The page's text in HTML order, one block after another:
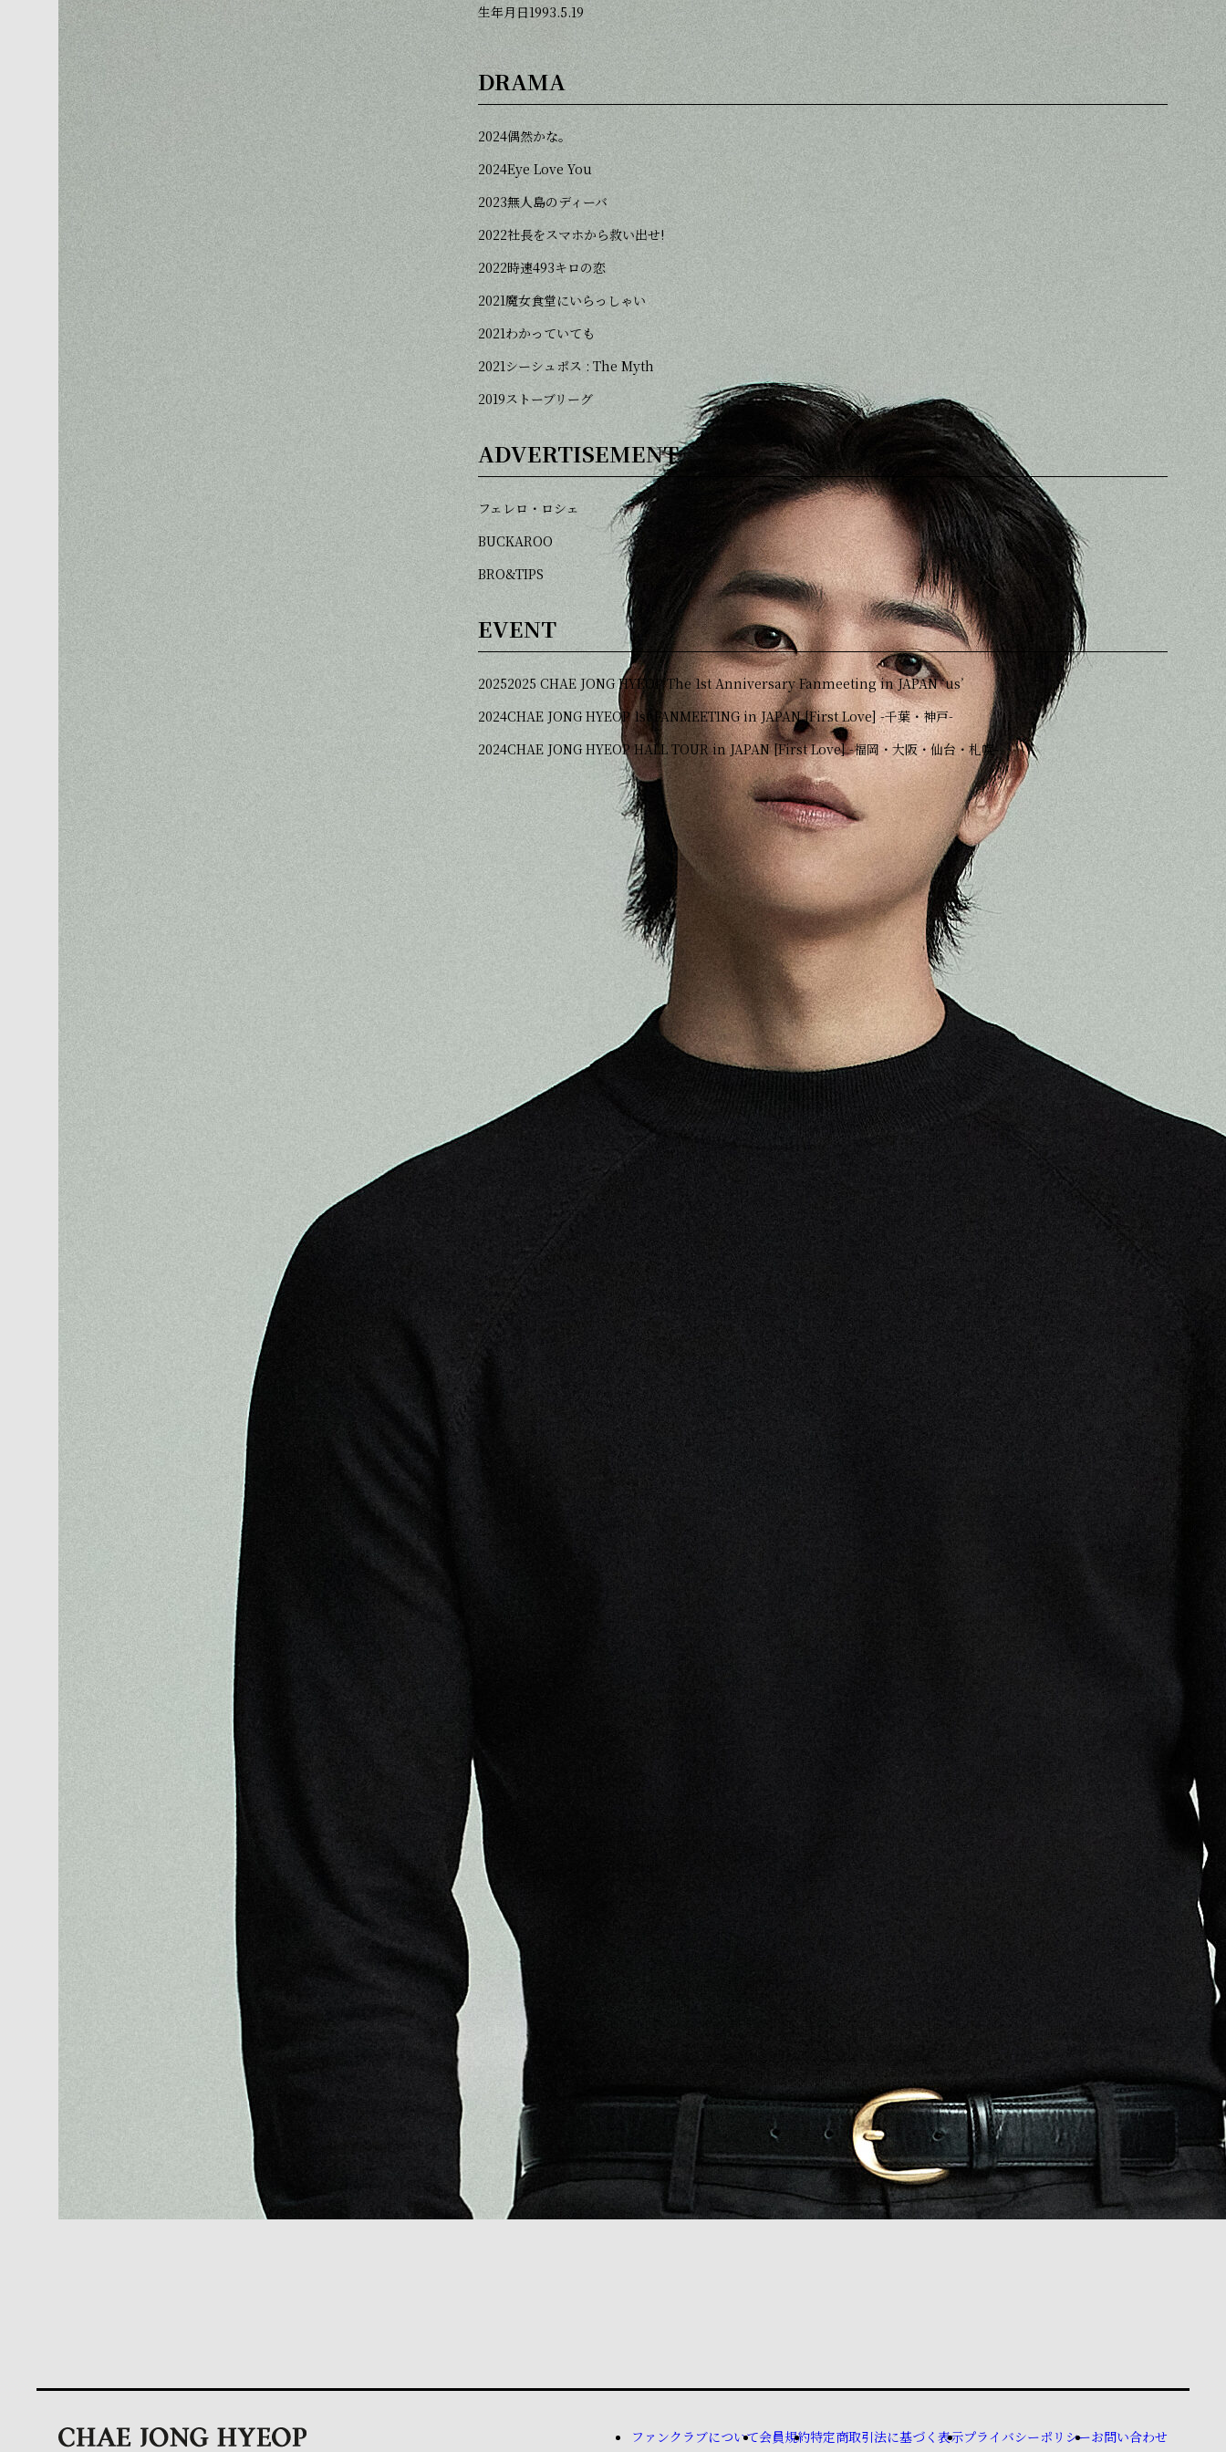
生年月日1993.5.19
DRAMA
2024偶然かな。
2024Eye Love You
2023無人島のディーバ
2022社⻑をスマホから救い出せ!
2022時速493キロの恋
2021魔女食堂にいらっしゃい
2021わかっていても
2021シーシュポス : The Myth
2019ストーブリーグ
ADVERTISEMENT
フェレロ・ロシェ
BUCKAROO
BRO&TIPS
EVENT
20252025 CHAE JONG HYEOP The 1st Anniversary Fanmeeting in JAPAN ‘us’
2024CHAE JONG HYEOP 1st FANMEETING in JAPAN [First Love] -千葉・神戸-
2024CHAE JONG HYEOP HALL TOUR in JAPAN [First Love] -福岡・大阪・仙台・札幌-
ファンクラブについて会員規約特定商取引法に基づく表示プライバシーポリシーお問い合わせ